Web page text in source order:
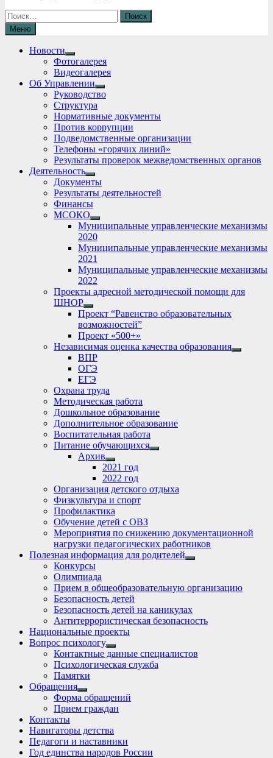
Найти:
Меню
Новости
Show
sub
menu
Фотогалерея
Видеогалерея
Об Управлении
Show
sub
Руководство
Структура
Нормативные документы
Против коррупции
Подведомственные организации
Телефоны «горячих линий»
Результаты проверок межведомственных органов
Деятельность
Show
sub
menu
Документы
Результаты деятельностей
Финансы
МСОКО
Show
sub
menu
Муниципальные управленческие механизмы
2020
Муниципальные управленческие механизмы
2021
Муниципальные управленческие механизмы
2022
Проекты адресной методической помощи для
ШНОР
Show
sub
menu
Проект “Равенство образовательных
возможностей”
Проект «500+»
Независимая оценка качества образования
Show
ВПР
ОГЭ
ЕГЭ
Охрана труда
Методическая работа
Дошкольное образование
Дополнительное образование
Воспитательная работа
Питание обучающихся
Show
Архив
Show
sub
menu
2021 год
2022 год
Организация детского отдыха
Физкультура и спорт
Профилактика
Обучение детей с ОВЗ
Мероприятия по снижению документационной
нагрузки педагогических работников
Полезная информация для родителей
Show
Конкурсы
Олимпиада
Прием в общеобразовательную организацию
Безопасность детей
Безопасность детей на каникулах
Антитеррористическая безопасность
Национальные проекты
Вопрос психологу
Show
sub
menu
Контактные данные специалистов
Психологическая служба
Памятки
Обращения
Show
sub
menu
Форма обращений
Прием граждан
Контакты
Навигаторы детства
Педагоги и наставники
Год единства народов России